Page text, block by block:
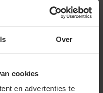
Over
cookies
en advertenties te